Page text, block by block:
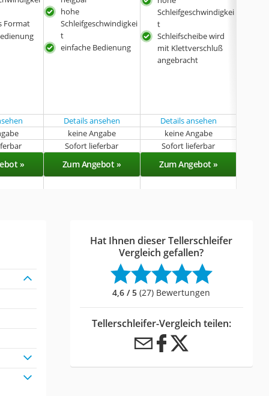
Format
hohe
Schleifgeschwindigkei
t
einfache Bedienung
Schleifgeschwindigkei
t
Schleifscheibe wird
mit Klettverschluß
angebracht
Details ansehen
Details ansehen
keine Angabe keine Angabe
Sofort lieferbar Sofort lieferbar
» Zum Angebot » Zum Angebot »
Hat Ihnen dieser Tellerschleifer
Vergleich gefallen?
4,6 / 5 (27) Bewertungen
Tellerschleifer-Vergleich teilen: